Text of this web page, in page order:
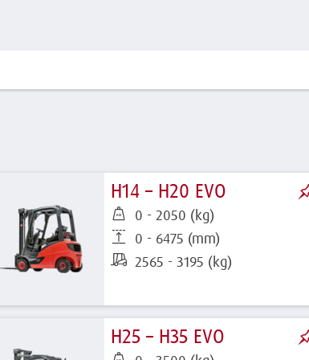
H14 – H20 EVO
0 - 2050 (kg)
0 - 6475 (mm)
2565 - 3195 (kg)
H25 – H35 EVO